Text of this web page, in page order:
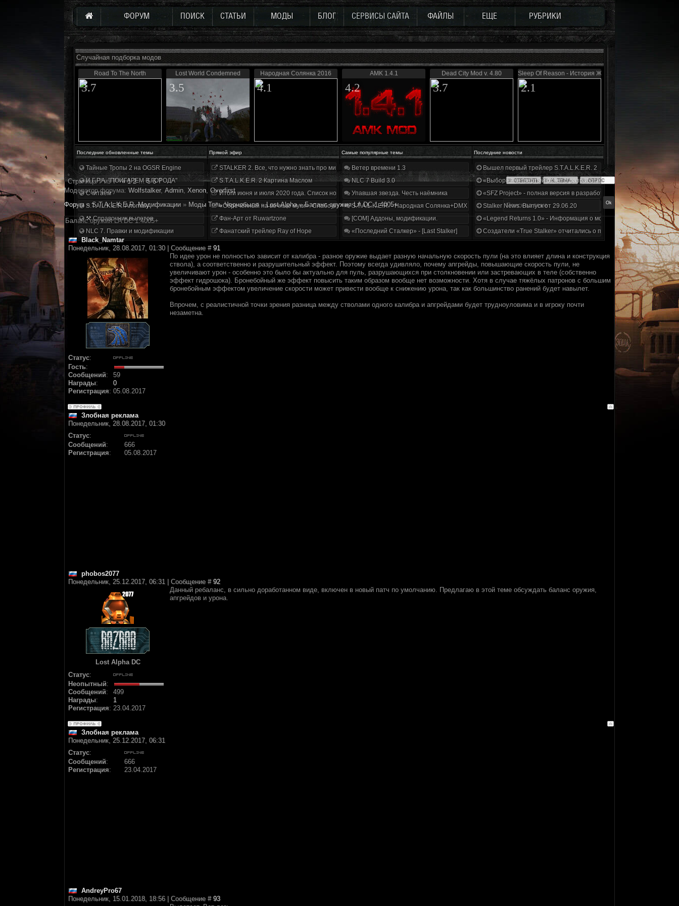
ФОРУМ ПОИСК СТАТЬИ МОДЫ БЛОГ СЕРВИСЫ САЙТА ФАЙЛЫ ЕЩЕ РУБРИКИ
Случайная подборка модов
Road To The North
3.7
Lost World Condemned
3.5
Народная Солянка 2016
4.1
AMK 1.4.1
4.2
Dead City Mod v. 4.80
3.7
Sleep Of Reason - История Журналиста
2.1
Последние обновленные темы Прямой эфир Самые популярные темы Последние новости
Тайные Тропы 2 на OGSR Engine
И.Г.Р.А. "ПОИГАРЕМ В ГОРОДА"
Считаем
S.T.A.L.K.E.R. Anomaly
⚒ Справочник вылетов
NLC 7. Правки и модификации
STALKER 2. Все, что нужно знать про мир, геймплей и сюжет | Разбор трейлера
S.T.A.L.K.E.R. 2 Картина Маслом
Итоги июня и июля 2020 года. Список нововведений
«Обречённый на вечные муки». Слабоумие и отвага
Фан-Арт от Ruwartzone
Фанатский трейлер Ray of Hope
Ветер времени 1.3
NLC 7 Build 3.0
Упавшая звезда. Честь наёмника
S.T.A.L.K.E.R. - Народная Солянка+DMX 1.3.5.ООП.МА.К.
[COM] Аддоны, модификации.
«Последний Сталкер» - [Last Stalker]
Вышел первый трейлер S.T.A.L.K.E.R. 2
«Выбор» - четвертый отчет о разработке!
«SFZ Project» - полная версия в разработке!
Stalker News. Выпуск от 29.06.20
«Legend Returns 1.0» - Информация о моде за июнь 2020
Создатели «True Stalker» отчитались о проделанной работе
Страница7из7 « 1 2 … 5 6 7
Модератор форума: Wolfstalker, Аdmin, Xenon, Overfirst
Форум » S.T.A.L.K.E.R. Модификации » Моды Тень Чернобыля » Lost Alpha » Баланс оружия LA DC 1.4005+
Баланс оружия LA DC 1.4005+
Black_Namtar
Понедельник, 28.08.2017, 01:30 | Сообщение # 91
Статус:
Гость:
Сообщений:
59
Награды:
0
Регистрация: 05.08.2017
По идее урон не полностью зависит от калибра - разное оружие выдает разную начальную скорость пули (на это влияет длина и конструкция
ствола), а соответственно и разрушительный эффект. Поэтому всегда удивляло, почему апгрейды, повышающие скорость пули, не
увеличивают урон - особенно это было бы актуально для пуль, разрушающихся при столкновении или застревающих в теле (собственно
эффект гидрошока). Бронебойный же эффект повысить таким образом вообще нет возможности. Хотя в случае тяжёлых патронов с большим
бронебойным эффектом увеличение скорости может привести вообще к снижению урона, так как большинство ранений будет навылет.
Впрочем, с реалистичной точки зрения разница между стволами одного калибра и апгрейдами будет трудноуловима и в игроку почти
незаметна.
Злобная реклама
Понедельник, 28.08.2017, 01:30
Статус:
Сообщений:
666
Регистрация: 05.08.2017
phobos2077
Понедельник, 25.12.2017, 06:31 | Сообщение # 92
Lost Alpha DC
Статус:
Неопытный:
Сообщений:
499
Награды:
1
Регистрация: 23.04.2017
Данный ребаланс, в сильно доработанном виде, включен в новый патч по умолчанию. Предлагаю в этой теме обсуждать баланс оружия,
апгрейдов и урона.
Злобная реклама
Понедельник, 25.12.2017, 06:31
Статус:
Сообщений:
666
Регистрация: 23.04.2017
AndreyPro67
Понедельник, 15.01.2018, 18:56 | Сообщение # 93